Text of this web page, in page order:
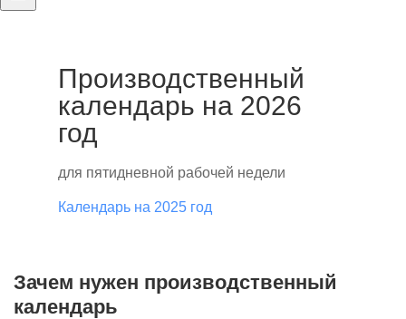
Производственный
календарь на 2026
год
для пятидневной рабочей недели
Календарь на 2025 год
Зачем нужен производственный
календарь